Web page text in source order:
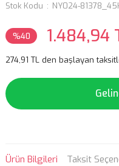
Stok Kodu
NY024-
%40 1.484,94
274,91 TL den başlayan
Ürün Bilgileri Taksit